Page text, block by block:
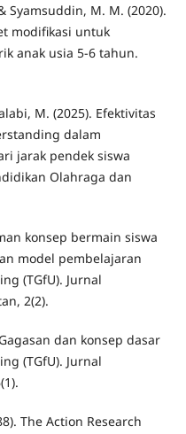
Syamsuddin, M. M. (2020).
modifikasi untuk
anak usia 5-6 tahun.
M. (2025). Efektivitas
dalam
jarak pendek siswa
Olahraga dan
konsep bermain siswa
model pembelajaran
(TGfU). Jurnal
2(2).
dan konsep dasar
(TGfU). Jurnal
The Action Research